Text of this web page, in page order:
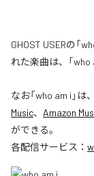
GHOST USERの「
れた楽曲は、「who
なお「who am i 」は、
Music、 Amazon
ができる。
各配信サービス：